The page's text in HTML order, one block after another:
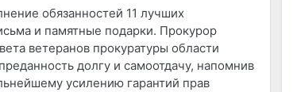
обязанностей 11 лучших
и памятные подарки. Прокурор
ветеранов прокуратуры области
долгу и самоотдачу, напомнив
усилению гарантий прав